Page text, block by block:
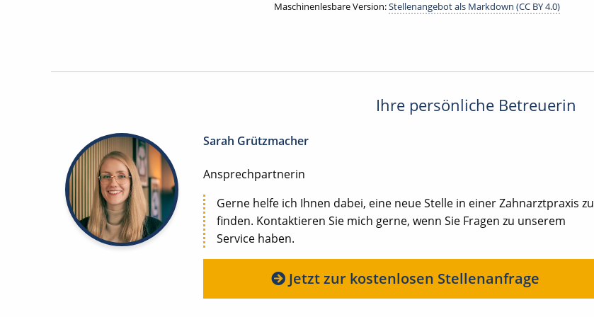
Maschinenlesbare Version:Stellenangebot als Markdown (CC BY 4.0)
Ihre persönliche Betreuerin
Sarah Grützmacher
Ansprechpartnerin
Gerne helfe ich Ihnen dabei, eine neue Stelle in einer Zahnarztpraxis zu
finden. Kontaktieren Sie mich gerne, wenn Sie Fragen zu unserem
Service haben.
Jetzt zur kostenlosen Stellenanfrage